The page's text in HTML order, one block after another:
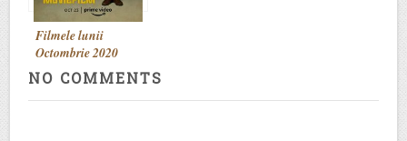
Filmele lunii
Octombrie 2020
NO COMMENTS